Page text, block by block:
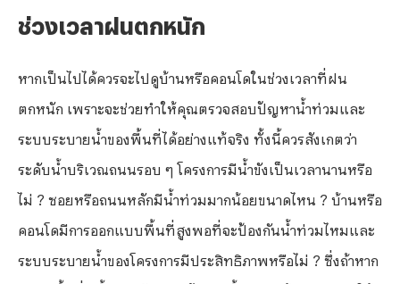
ช่วงเวลาฝนตกหนัก
หากเป็นไปได้ควรจะไปดูบ้านหรือคอนโดในช่วงเวลาที่ฝน
ตกหนัก เพราะจะช่วยทำให้คุณตรวจสอบปัญหาน้ำท่วมและ
ระบบระบายน้ำของพื้นที่ได้อย่างแท้จริง ทั้งนี้ควรสังเกตว่า
ระดับน้ำบริเวณถนนรอบ ๆ โครงการมีน้ำขังเป็นเวลานานหรือ
ไม่ ? ซอยหรือถนนหลักมีน้ำท่วมมากน้อยขนาดไหน ? บ้านหรือ
คอนโดมีการออกแบบพื้นที่สูงพอที่จะป้องกันน้ำท่วมไหมและ
ระบบระบายน้ำของโครงการมีประสิทธิภาพหรือไม่ ? ซึ่งถ้าหาก